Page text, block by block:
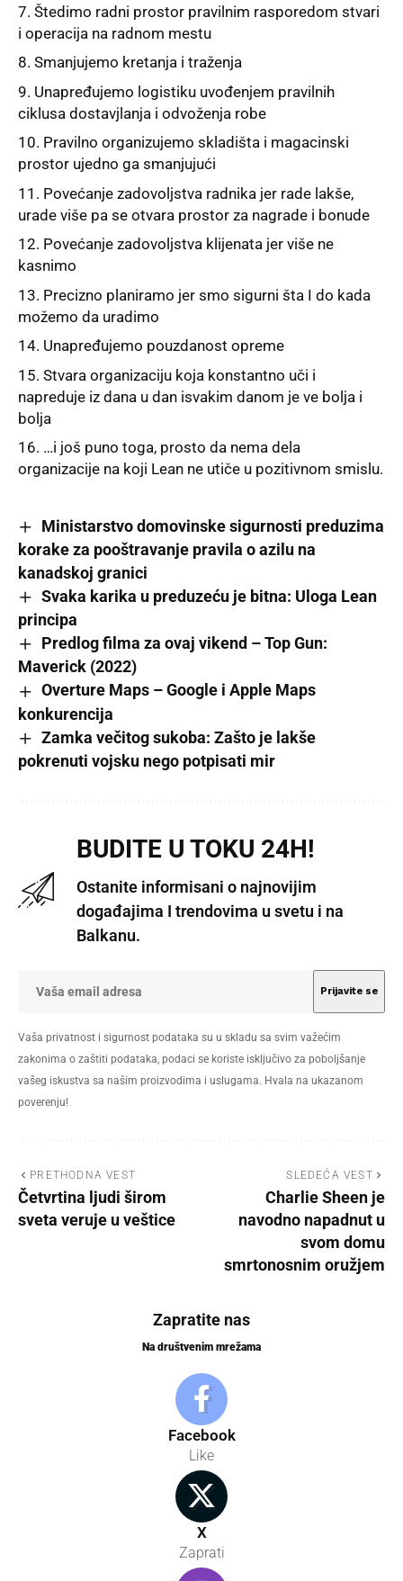
Štedimo radni prostor pravilnim rasporedom stvari
i operacija na radnom mestu
Smanjujemo kretanja i traženja
Unapređujemo logistiku uvođenjem pravilnih
ciklusa dostavjlanja i odvoženja robe
Pravilno organizujemo skladišta i magacinski
prostor ujedno ga smanjujući
Povećanje zadovoljstva radnika jer rade lakše,
urade više pa se otvara prostor za nagrade i bonude
Povećanje zadovoljstva klijenata jer više ne
kasnimo
Precizno planiramo jer smo sigurni šta I do kada
možemo da uradimo
Unapređujemo pouzdanost opreme
Stvara organizaciju koja konstantno uči i
napreduje iz dana u dan isvakim danom je ve bolja i
bolja
…i još puno toga, prosto da nema dela
organizacije na koji Lean ne utiče u pozitivnom smislu.
Ministarstvo domovinske sigurnosti preduzima
korake za pooštravanje pravila o azilu na
kanadskoj granici
Svaka karika u preduzeću je bitna: Uloga Lean
principa
Predlog filma za ovaj vikend – Top Gun:
Maverick (2022)
Overture Maps – Google i Apple Maps
konkurencija
Zamka večitog sukoba: Zašto je lakše
pokrenuti vojsku nego potpisati mir
BUDITE U TOKU 24H!
Ostanite informisani o najnovijim
događajima I trendovima u svetu i na
Balkanu.
Vaša privatnost i sigurnost podataka su u skladu sa svim važećim
zakonima o zaštiti podataka, podaci se koriste isključivo za poboljšanje
vašeg iskustva sa našim proizvodima i uslugama. Hvala na ukazanom
poverenju!
PRETHODNA VEST
Četvrtina ljudi širom
sveta veruje u veštice
SLEDEĆA VEST
Charlie Sheen je
navodno napadnut u
svom domu
smrtonosnim oružjem
Zapratite nas
Na društvenim mrežama
Facebook
Like
X
Zaprati